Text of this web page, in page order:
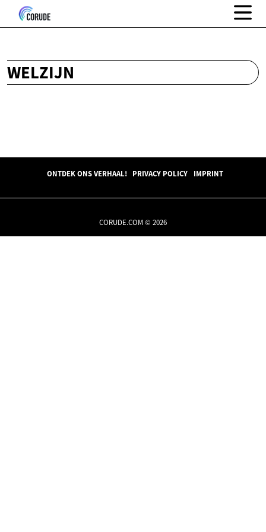
WELZIJN
ONTDEK ONS VERHAAL! PRIVACY POLICY IMPRINT
CORUDE.COM © 2026